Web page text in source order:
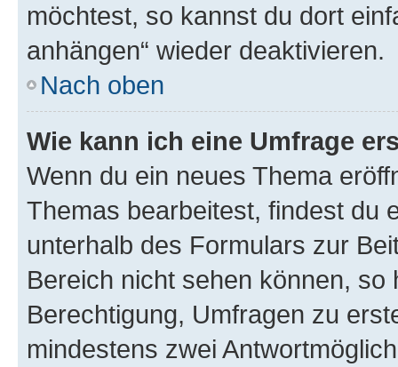
möchtest, so kannst du dort
anhängen“ wieder deaktivieren.
Nach oben
Wie kann ich eine Umfrage
Wenn du ein neues Thema
Themas bearbeitest, findest du
unterhalb des Formulars zur
Bereich nicht sehen können,
Berechtigung, Umfragen zu
mindestens zwei